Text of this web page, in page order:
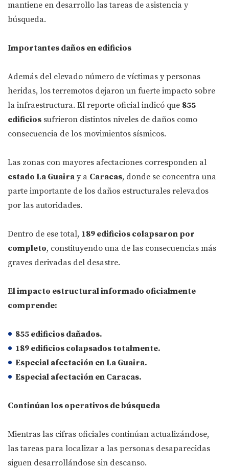
mantiene en desarrollo las tareas de asistencia y
búsqueda.
Importantes daños en edificios
Además del elevado número de víctimas y personas
heridas, los terremotos dejaron un fuerte impacto sobre
la infraestructura. El reporte oficial indicó que 855
edificios sufrieron distintos niveles de daños como
consecuencia de los movimientos sísmicos.
Las zonas con mayores afectaciones corresponden al
estado La Guaira y a Caracas, donde se concentra una
parte importante de los daños estructurales relevados
por las autoridades.
Dentro de ese total, 189 edificios colapsaron por
completo, constituyendo una de las consecuencias más
graves derivadas del desastre.
El impacto estructural informado oficialmente
comprende:
855 edificios dañados.
189 edificios colapsados totalmente.
Especial afectación enLa Guaira.
Especial afectación en Caracas.
Continúan los operativos de búsqueda
Mientras las cifras oficiales continúan actualizándose,
las tareas para localizar a las personas desaparecidas
siguen desarrollándose sin descanso.